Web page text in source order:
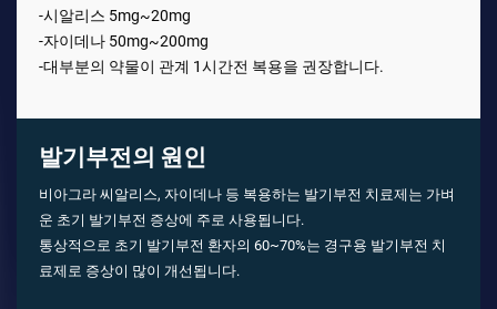
-시알리스 5mg~20mg
-자이데나 50mg~200mg
-대부분의 약물이 관계 1시간전 복용을 권장합니다.
발기부전의 원인
비아그라 씨알리스, 자이데나 등 복용하는 발기부전 치료제는 가벼
운 초기 발기부전 증상에 주로 사용됩니다.
통상적으로 초기 발기부전 환자의 60~70%는 경구용 발기부전 치
료제로 증상이 많이 개선됩니다.